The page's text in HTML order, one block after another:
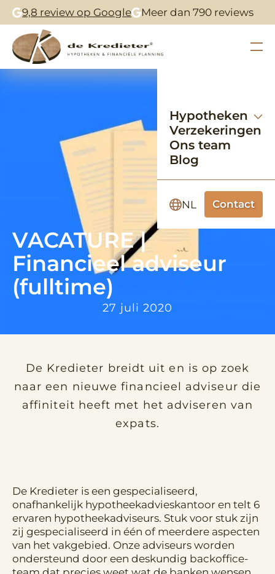
9,8 review op Google Meer dan 790 reviews
Hypotheken
Verzekeringen
Ons team
Blog
NL Contact
VACATURE |
Financieel adviseur
(fulltime)
27 juli 2020
De Kredieter breidt uit en is op zoek
naar een nieuwe financieel adviseur die
affiniteit heeft met het adviseren van
expats.
De Kredieter is een gespecialiseerd,
onafhankelijk hypotheekadvieskantoor en telt 6
ervaren hypotheekadviseurs. Stuk voor stuk zijn
zij gespecialiseerd in één of meerdere aspecten
van het vakgebied. Onze adviseurs worden
ondersteund door een deskundig backoffice-